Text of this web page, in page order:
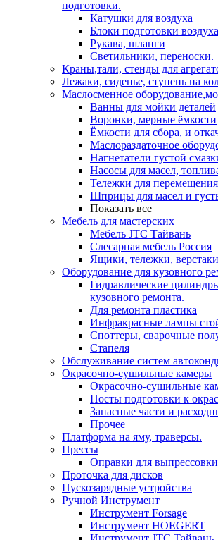
подготовки.
Катушки для воздуха
Блоки подготовки воздуха
Рукава, шланги
Светильники, переноски.
Краны,тали, стенды для
Лежаки, сиденье, ступень на
Маслосменное
Ванны для мойки деталей
Воронки, мерные ёмкости
Ёмкости для сбора, и
Маслораздаточное
Нагнетатели густой
Насосы для масел,
Тележки для
Шприцы для масел и
Показать все
Мебель для мастерских
Мебель JTC Тайвань
Слесарная мебель Россия
Ящики, тележки, верстаки
Оборудование для кузовного
Гидравлические
кузовного ремонта.
Для ремонта пластика
Инфракрасные лампы
Споттеры, сварочные
Стапеля
Обслуживание систем
Окрасочно-сушильные камеры
Окрасочно-сушильные
Посты подготовки к
Запасные части и
Прочее
Платформа на яму, траверсы.
Прессы
Оправки для
Проточка для дисков
Пускозарядные устройства
Ручной Инструмент
Инструмент Forsage
Инструмент HOEGERT